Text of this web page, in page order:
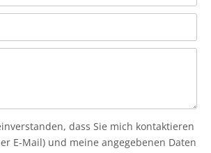
dass Sie mich kontaktieren
E-Mail) und meine angegebenen Daten